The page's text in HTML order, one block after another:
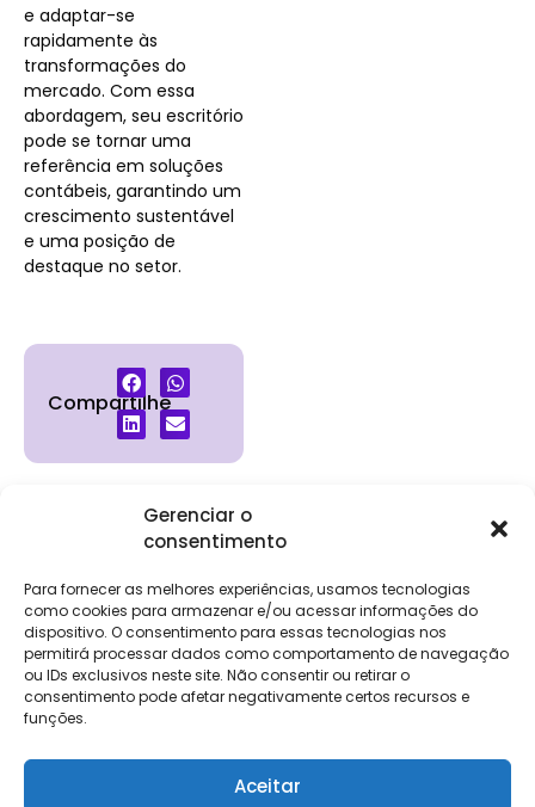
Gerenciar o
consentimento
Para fornecer as melhores experiências, usamos tecnologias
como cookies para armazenar e/ou acessar informações do
dispositivo. O consentimento para essas tecnologias nos
permitirá processar dados como comportamento de navegação
ou IDs exclusivos neste site. Não consentir ou retirar o
consentimento pode afetar negativamente certos recursos e
funções.
Aceitar
e adaptar-se
rapidamente às
transformações do
mercado. Com essa
abordagem, seu escritório
pode se tornar uma
referência em soluções
contábeis, garantindo um
crescimento sustentável
e uma posição de
destaque no setor.
Compartilhe
Institucional
Trabalhe
Conosco
Contato
Relatório de
Salarial
Clientes
Login
Eventos
Contábeis
Holos
NG Essence
Soluções
DP e RH
NG Folha
eKeep
FisCo